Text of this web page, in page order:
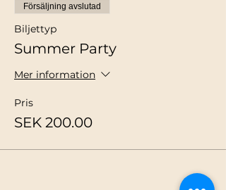
Försäljning avslutad
Biljettyp
Summer Party
Mer information
Pris
SEK 200.00